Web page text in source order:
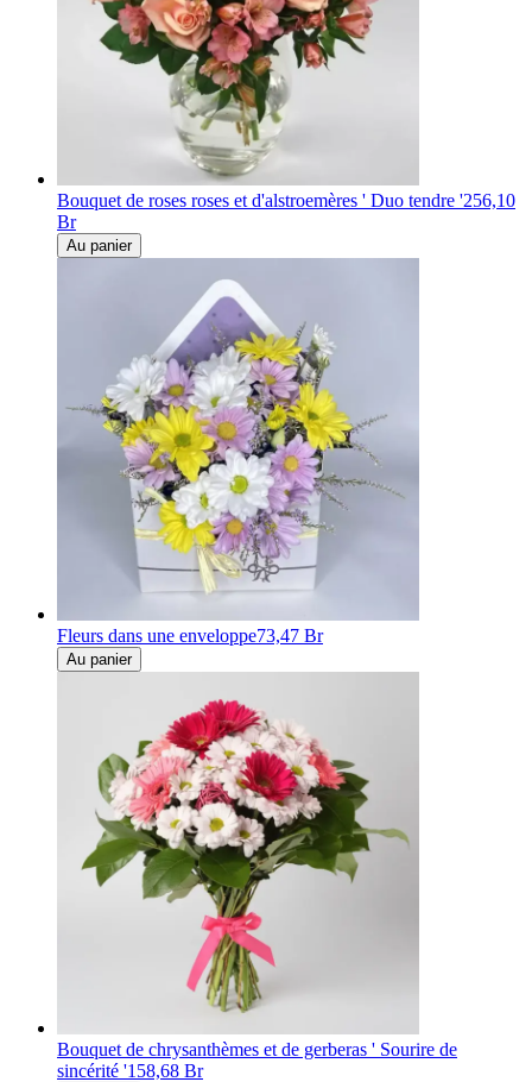
Bouquet de roses roses et d'alstroemères ' Duo tendre '256,10
Br
Au panier
Fleurs dans une enveloppe73,47 Br
Au panier
Bouquet de chrysanthèmes et de gerberas ' Sourire de
sincérité '158,68 Br